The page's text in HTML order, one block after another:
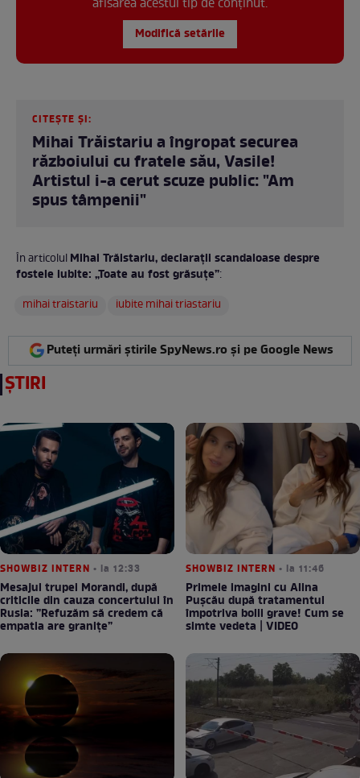
afisarea acestui tip de conținut.
Modifică setările
CITEȘTE ȘI:
Mihai Trăistariu a îngropat securea
războiului cu fratele său, Vasile!
Artistul i-a cerut scuze public: "Am
spus tâmpenii"
În articolulMihai Trăistariu, declarații scandaloase despre
fostele iubite: „Toate au fost grăsuțe”:
mihai traistariu
iubite mihai triastariu
Puteți urmări știrile SpyNews.ro și pe Google News
ȘTIRI
SHOWBIZ INTERN • la 12:33
Mesajul trupei Morandi, după
criticile din cauza concertului în
Rusia: ”Refuzăm să credem că
empatia are granițe”
SHOWBIZ INTERN • la 11:46
Primele imagini cu Alina
Pușcău după tratamentul
împotriva bolii grave! Cum se
simte vedeta | VIDEO